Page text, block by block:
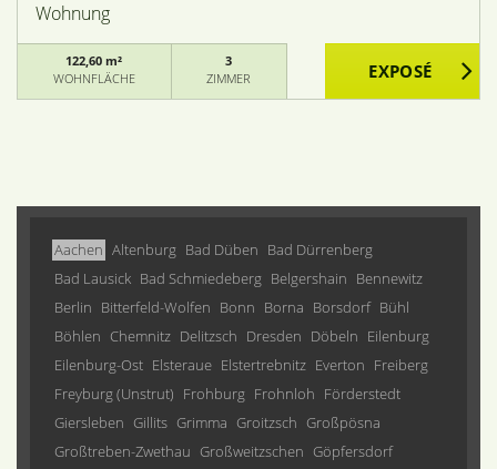
Wohnung
122,60 m²
WOHNFLÄCHE
3
ZIMMER
Aachen Altenburg Bad Düben Bad Dürrenberg
Bad Lausick Bad Schmiedeberg Belgershain Bennewitz
Berlin Bitterfeld-Wolfen Bonn Borna Borsdorf Bühl
Böhlen Chemnitz Delitzsch Dresden Döbeln Eilenburg
Eilenburg-Ost Elsteraue Elstertrebnitz Everton Freiberg
Freyburg (Unstrut) Frohburg Frohnloh Förderstedt
Giersleben Gillits Grimma Groitzsch Großpösna
Großtreben-Zwethau Großweitzschen Göpfersdorf